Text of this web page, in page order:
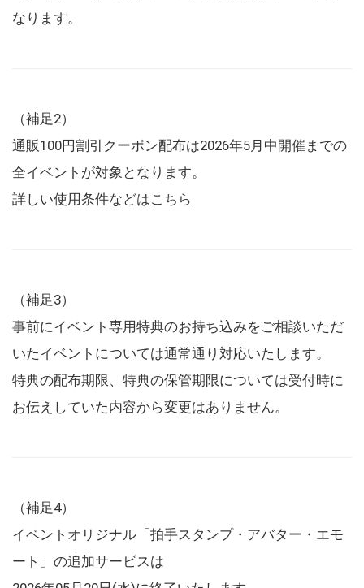
なります。
（補足2）
通販100円割引クーポン配布は2026年5月中開催までの
全イベントが対象となります。
詳しい使用条件などはこちら
（補足3）
事前にイベント専用特典のお持ち込みをご相談いただ
いたイベントについては通常通り対応いたします。
特典の配布期限、特典の保管期限については受付時に
お伝えしていた内容から変更はありません。
（補足4）
イベントオリジナル「拍手スタンプ・アバター・エモ
ート」の追加サービスは